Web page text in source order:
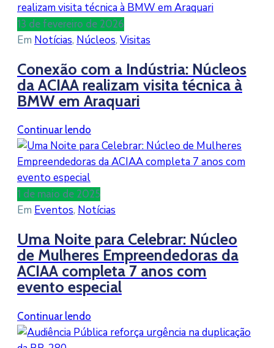
13 de fevereiro de 2026
Em Notícias‚ Núcleos‚ Visitas
Conexão com a Indústria: Núcleos
da ACIAA realizam visita técnica à
BMW em Araquari
Continuar lendo
1 de maio de 2025
Em Eventos‚ Notícias
Uma Noite para Celebrar: Núcleo
de Mulheres Empreendedoras da
ACIAA completa 7 anos com
evento especial
Continuar lendo